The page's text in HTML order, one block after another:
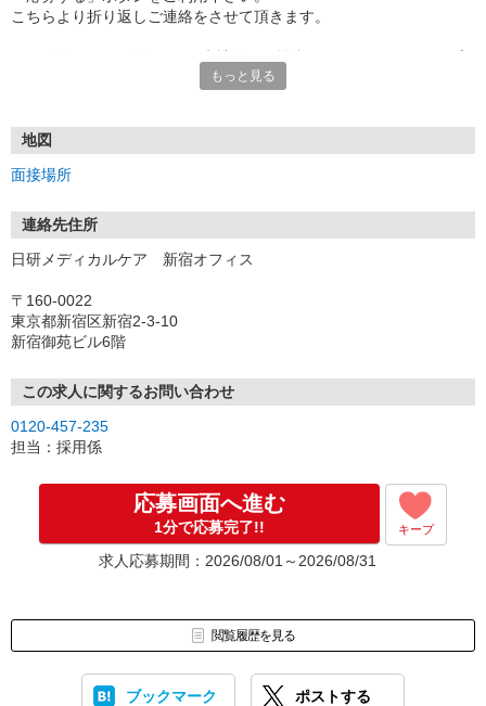
こちらより折り返しご連絡をさせて頂きます。
もっと見る
地図
面接場所
連絡先住所
日研メディカルケア 新宿オフィス
〒160-0022
東京都新宿区新宿2-3-10
新宿御苑ビル6階
この求人に関するお問い合わせ
0120-457-235
担当：採用係
応募画面へ進む
1分で応募完了!! キープ
求人応募期間：2026/08/01～2026/08/31
閲覧履歴を見る
ブックマーク ポストする